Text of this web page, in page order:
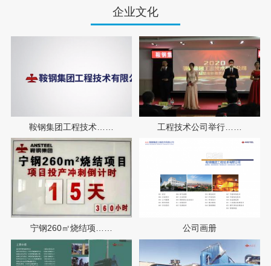
企业文化
鞍钢集团工程技术…… 工程技术公司举行……
宁钢260㎡烧结项…… 公司画册